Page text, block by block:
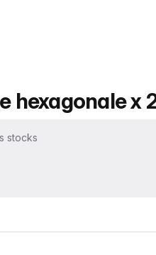
hexagonale x
stocks